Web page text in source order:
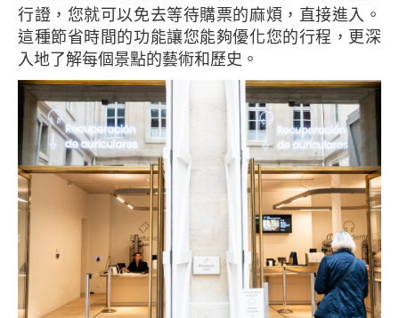
行證，您就可以免去等待購票的麻煩，直接進入。
這種節省時間的功能讓您能夠優化您的行程，更深
入地了解每個景點的藝術和歷史。